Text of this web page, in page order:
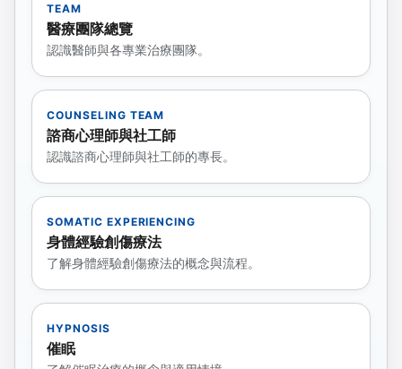
TEAM
醫療團隊總覽
認識醫師與各專業治療團隊。
COUNSELING TEAM
諮商心理師與社工師
認識諮商心理師與社工師的專長。
SOMATIC EXPERIENCING
身體經驗創傷療法
了解身體經驗創傷療法的概念與流程。
HYPNOSIS
催眠